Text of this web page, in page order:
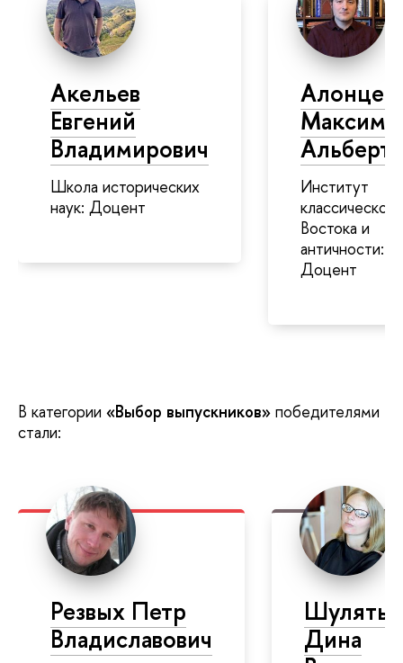
Акельев
Евгений
Владимирович
Школа исторических
наук: Доцент
Алонцев
Максим
Институт
классического
Востока и
античности:
Доцент
В категории «Выбор выпускников» победителями
стали:
Резвых Петр
Владиславович
Дина